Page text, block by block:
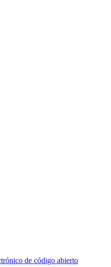
de código abierto